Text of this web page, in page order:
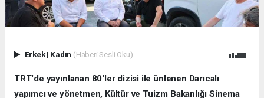
Erkek| Kadın (Haberi Sesli Oku)
TRT'de yayınlanan 80'ler dizisi ile ünlenen Darıcalı
yapımcı ve yönetmen, Kültür ve Tuizm Bakanlığı Sinema